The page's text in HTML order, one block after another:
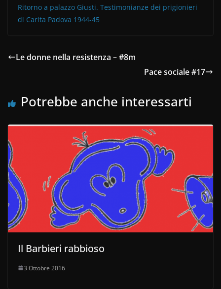
Ritorno a palazzo Giusti. Testimonianze dei prigionieri
di Carita Padova 1944-45
Le donne nella resistenza – #8m
Pace sociale #17
Potrebbe anche interessarti
Il Barbieri rabbioso
3 Ottobre 2016